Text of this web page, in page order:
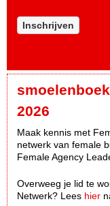
Inschrijven
2026
Maak kennis met
netwerk van female
Female Agency
Overweeg je lid te
Netwerk? Lees hier